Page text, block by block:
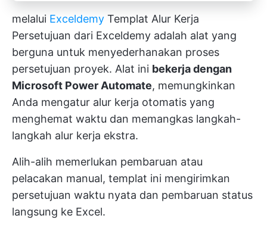
melalui Exceldemy Templat Alur Kerja
Persetujuan dari Exceldemy adalah alat yang
berguna untuk menyederhanakan proses
persetujuan proyek. Alat ini bekerja dengan
Microsoft Power Automate, memungkinkan
Anda mengatur alur kerja otomatis yang
menghemat waktu dan memangkas langkah-
langkah alur kerja ekstra.
Alih-alih memerlukan pembaruan atau
pelacakan manual, templat ini mengirimkan
persetujuan waktu nyata dan pembaruan status
langsung ke Excel.